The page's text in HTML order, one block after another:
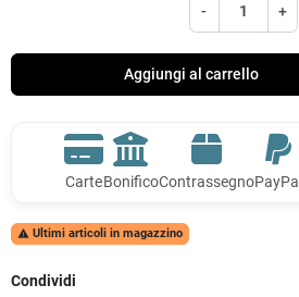
- +
Aggiungi al carrello
CarteBonificoContrassegnoPayPal
 Ultimi articoli in magazzino
Condividi